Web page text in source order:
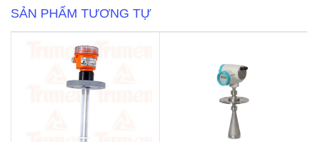
lượng
SẢN PHẨM TƯƠNG TỰ